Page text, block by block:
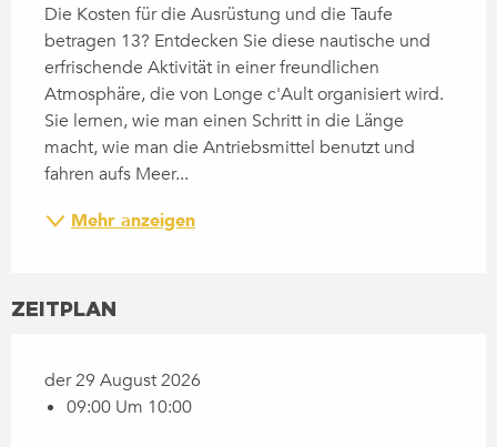
Die Kosten für die Ausrüstung und die Taufe
betragen 13? Entdecken Sie diese nautische und
erfrischende Aktivität in einer freundlichen
Atmosphäre, die von Longe c'Ault organisiert wird.
Sie lernen, wie man einen Schritt in die Länge
macht, wie man die Antriebsmittel benutzt und
fahren aufs Meer...
Mehr anzeigen
ZEITPLAN
der 29 August 2026
09:00 Um 10:00